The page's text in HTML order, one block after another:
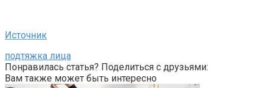
Источник
подтяжка лица
Понравилась статья? Поделиться с друзьями:
Вам также может быть интересно